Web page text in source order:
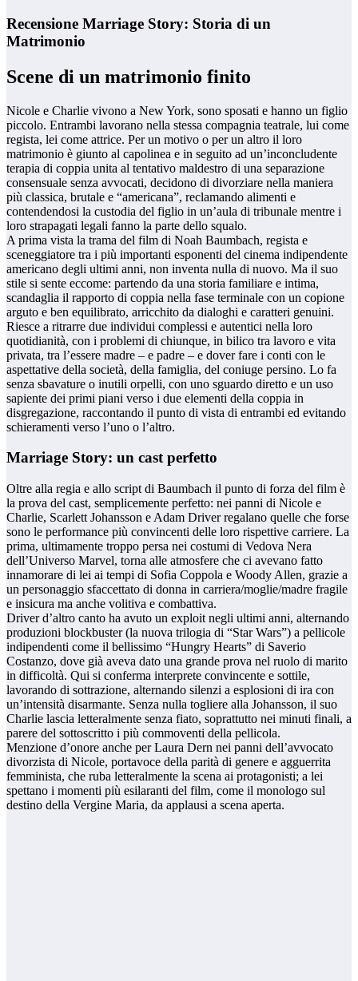
Recensione Marriage Story: Storia di un
Matrimonio
Scene di un matrimonio finito
Nicole e Charlie vivono a New York, sono sposati e hanno un figlio
piccolo. Entrambi lavorano nella stessa compagnia teatrale, lui come
regista, lei come attrice. Per un motivo o per un altro il loro
matrimonio è giunto al capolinea e in seguito ad un’inconcludente
terapia di coppia unita al tentativo maldestro di una separazione
consensuale senza avvocati, decidono di divorziare nella maniera
più classica, brutale e “americana”, reclamando alimenti e
contendendosi la custodia del figlio in un’aula di tribunale mentre i
loro strapagati legali fanno la parte dello squalo.
A prima vista la trama del film di Noah Baumbach, regista e
sceneggiatore tra i più importanti esponenti del cinema indipendente
americano degli ultimi anni, non inventa nulla di nuovo. Ma il suo
stile si sente eccome: partendo da una storia familiare e intima,
scandaglia il rapporto di coppia nella fase terminale con un copione
arguto e ben equilibrato, arricchito da dialoghi e caratteri genuini.
Riesce a ritrarre due individui complessi e autentici nella loro
quotidianità, con i problemi di chiunque, in bilico tra lavoro e vita
privata, tra l’essere madre – e padre – e dover fare i conti con le
aspettative della società, della famiglia, del coniuge persino. Lo fa
senza sbavature o inutili orpelli, con uno sguardo diretto e un uso
sapiente dei primi piani verso i due elementi della coppia in
disgregazione, raccontando il punto di vista di entrambi ed evitando
schieramenti verso l’uno o l’altro.
Marriage Story: un cast perfetto
Oltre alla regia e allo script di Baumbach il punto di forza del film è
la prova del cast, semplicemente perfetto: nei panni di Nicole e
Charlie, Scarlett Johansson e Adam Driver regalano quelle che forse
sono le performance più convincenti delle loro rispettive carriere. La
prima, ultimamente troppo persa nei costumi di Vedova Nera
dell’Universo Marvel, torna alle atmosfere che ci avevano fatto
innamorare di lei ai tempi di Sofia Coppola e Woody Allen, grazie a
un personaggio sfaccettato di donna in carriera/moglie/madre fragile
e insicura ma anche volitiva e combattiva.
Driver d’altro canto ha avuto un exploit negli ultimi anni, alternando
produzioni blockbuster (la nuova trilogia di “Star Wars”) a pellicole
indipendenti come il bellissimo “Hungry Hearts” di Saverio
Costanzo, dove già aveva dato una grande prova nel ruolo di marito
in difficoltà. Qui si conferma interprete convincente e sottile,
lavorando di sottrazione, alternando silenzi a esplosioni di ira con
un’intensità disarmante. Senza nulla togliere alla Johansson, il suo
Charlie lascia letteralmente senza fiato, soprattutto nei minuti finali, a
parere del sottoscritto i più commoventi della pellicola.
Menzione d’onore anche per Laura Dern nei panni dell’avvocato
divorzista di Nicole, portavoce della parità di genere e agguerrita
femminista, che ruba letteralmente la scena ai protagonisti; a lei
spettano i momenti più esilaranti del film, come il monologo sul
destino della Vergine Maria, da applausi a scena aperta.